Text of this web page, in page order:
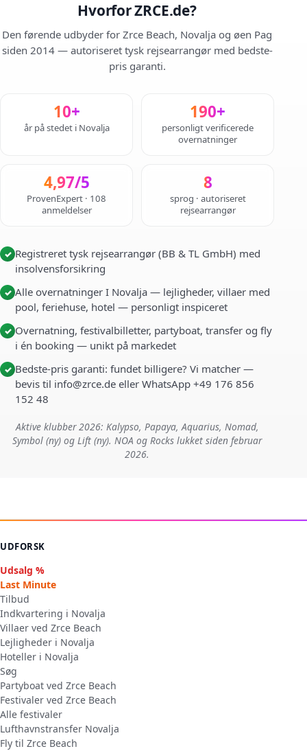
Hvorfor ZRCE.de?
Den førende udbyder for Zrce Beach, Novalja og øen Pag
siden 2014 — autoriseret tysk rejsearrangør med bedste-
pris garanti.
10+
år på stedet i Novalja
190+
personligt verificerede
overnatninger
4,97/5
ProvenExpert · 108
anmeldelser
8
sprog · autoriseret
rejsearrangør
✓ Registreret tysk rejsearrangør (BB & TL GmbH) med
insolvensforsikring
✓ Alle overnatninger I Novalja — lejligheder, villaer med
pool, feriehuse, hotel — personligt inspiceret
✓ Overnatning, festivalbilletter, partyboat, transfer og fly
i én booking — unikt på markedet
✓ Bedste-pris garanti: fundet billigere? Vi matcher —
bevis til info@zrce.de eller WhatsApp +49 176 856
152 48
Aktive klubber 2026: Kalypso, Papaya, Aquarius, Nomad,
Symbol (ny) og Lift (ny). NOA og Rocks lukket siden februar
2026.
UDFORSK
Udsalg %
Last Minute
Tilbud
Indkvartering i Novalja
Villaer ved Zrce Beach
Lejligheder i Novalja
Hoteller i Novalja
Søg
Partyboat ved Zrce Beach
Festivaler ved Zrce Beach
Alle festivaler
Lufthavnstransfer Novalja
Fly til Zrce Beach